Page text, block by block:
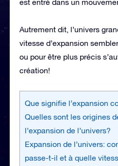
est entré dans un
Autrement dit, l’univers
vitesse d’expansion
ou pour être plus précis
création!
Que signifie l’expansion
Quelles sont les origines
l’expansion de l’univers?
Expansion de l’univers:
passe-t-il et à quelle